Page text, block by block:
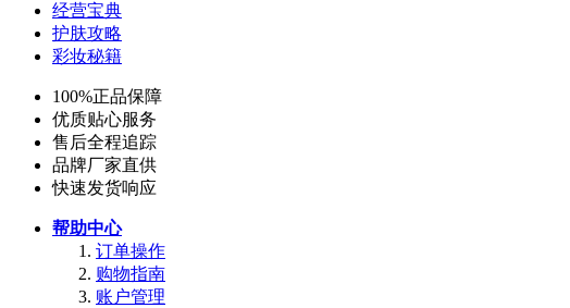
经营宝典
护肤攻略
彩妆秘籍
100%正品保障
优质贴心服务
售后全程追踪
品牌厂家直供
快速发货响应
帮助中心
订单操作
购物指南
账户管理